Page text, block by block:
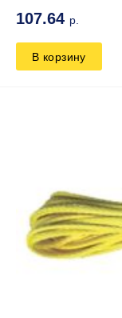
107.64 р.
В корзину